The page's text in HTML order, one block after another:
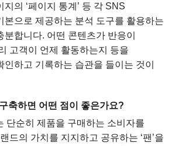
의 ‘페이지 통계’ 등 각 SNS
본으로 제공하는 분석 도구를 활용하는
분합니다. 어떤 콘텐츠가 반응이
고객이 언제 활동하는지 등을
인하고 기록하는 습관을 들이는 것이
축하면 어떤 점이 좋은가요?
단순히 제품을 구매하는 소비자를
드의 가치를 지지하고 공유하는 ‘팬’을